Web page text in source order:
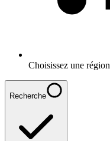
Choisissez une région
Recherche